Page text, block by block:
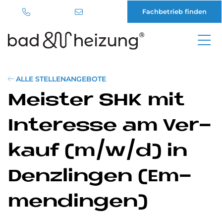
Inhalt
Fachbetrieb finden
ALLE STELLENANGEBOTE
Mei­ster SHK mit
In­ter­es­se am Ver­
kauf (m/w/d) in
Denz­lin­gen (Em­
men­din­gen)